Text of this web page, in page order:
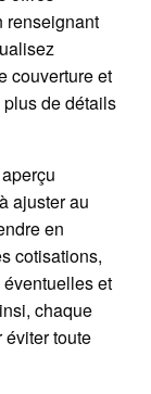
renseignant
couverture et
de détails
ajuster au
en
cotisations,
et
chaque
éviter toute